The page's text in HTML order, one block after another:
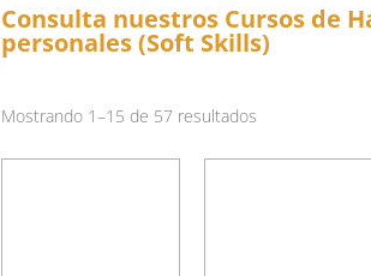
Consulta nuestros Cursos de
personales (Soft Skills)
Mostrando 1–15 de 57 resultados